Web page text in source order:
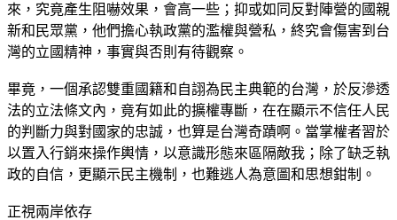
來，究竟產生阻嚇效果，會高一些；抑或如同反對陣營的國親
新和民眾黨，他們擔心執政黨的濫權與營私，終究會傷害到台
灣的立國精神，事實與否則有待觀察。
畢竟，一個承認雙重國籍和自詡為民主典範的台灣，於反滲透
法的立法條文內，竟有如此的擴權專斷，在在顯示不信任人民
的判斷力與對國家的忠誠，也算是台灣奇蹟啊。當掌權者習於
以置入行銷來操作輿情，以意識形態來區隔敵我；除了缺乏執
政的自信，更顯示民主機制，也難逃人為意圖和思想鉗制。
正視兩岸依存